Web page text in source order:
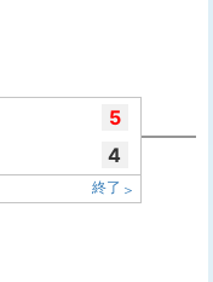
5
4
終了